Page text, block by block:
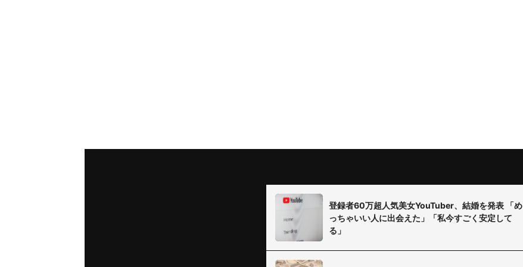
登録者60万超人気美女YouTuber、結婚を発表 「め
っちゃいい人に出会えた」「私今すごく安定して
る」